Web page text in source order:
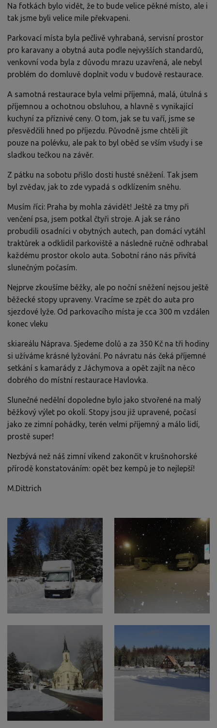
Na fotkách bylo vidět, že to bude velice pěkné místo, ale i
tak jsme byli velice mile překvapeni.
Parkovací místa byla pečlivě vyhrabaná, servisní prostor
pro karavany a obytná auta podle nejvyšších standardů,
venkovní voda byla z důvodu mrazu uzavřená, ale nebyl
problém do domluvě doplnit vodu v budově restaurace.
A samotná restaurace byla velmi příjemná, malá, útulná s
příjemnou a ochotnou obsluhou, a hlavně s vynikající
kuchyní za příznivé ceny. O tom, jak se tu vaří, jsme se
přesvědčili hned po příjezdu. Původně jsme chtěli jít
pouze na polévku, ale pak to byl oběd se vším všudy i se
sladkou tečkou na závěr.
Z pátku na sobotu přišlo dosti husté sněžení. Tak jsem
byl zvědav, jak to zde vypadá s odklízením sněhu.
Musím říci: Praha by mohla závidět! Ještě za tmy při
venčení psa, jsem potkal čtyři stroje. A jak se ráno
probudili osadníci v obytných autech, pan domácí vytáhl
traktůrek a odklidil parkoviště a následně ručně odhrabal
každému prostor okolo auta. Sobotní ráno nás přivítá
slunečným počasím.
Nejprve zkoušíme běžky, ale po noční sněžení nejsou ještě
běžecké stopy upraveny. Vracíme se zpět do auta pro
sjezdové lyže. Od parkovacího místa je cca 300 m vzdálen
konec vleku
skiareálu Náprava. Sjedeme dolů a za 350 Kč na tři hodiny
si užíváme krásné lyžování. Po návratu nás čeká příjemné
setkání s kamarády z Jáchymova a opět zajít na něco
dobrého do místní restaurace Havlovka.
Slunečné nedělní dopoledne bylo jako stvořené na malý
běžkový výlet po okolí. Stopy jsou již upravené, počasí
jako ze zimní pohádky, terén velmi příjemný a málo lidí,
prostě super!
Nezbývá než náš zimní víkend zakončit v krušnohorské
přírodě konstatováním: opět bez kempů je to nejlepší!
M.Dittrich